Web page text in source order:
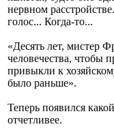
нервном
голос... Когда-то...
«Десять лет, мистер
человечества, чтобы
привыкли к
было раньше».
Теперь появился
отчетливее.